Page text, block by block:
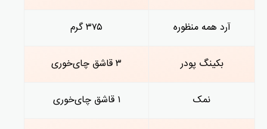
آرد همه منظوره ۳۷۵ گرم
بکینگ پودر ۳ قاشق چای‌خوری
نمک ۱ قاشق چای‌خوری